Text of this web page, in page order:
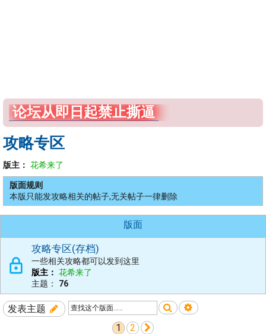
论坛从即日起禁止撕逼
攻略专区
版主： 花希来了
版面规则
本版只能发攻略相关的帖子,无关帖子一律删除
版面
攻略专区(存档)
一些相关攻略都可以发到这里
版主： 花希来了
主题： 76
发表主题 搜索 高级搜索
1
2